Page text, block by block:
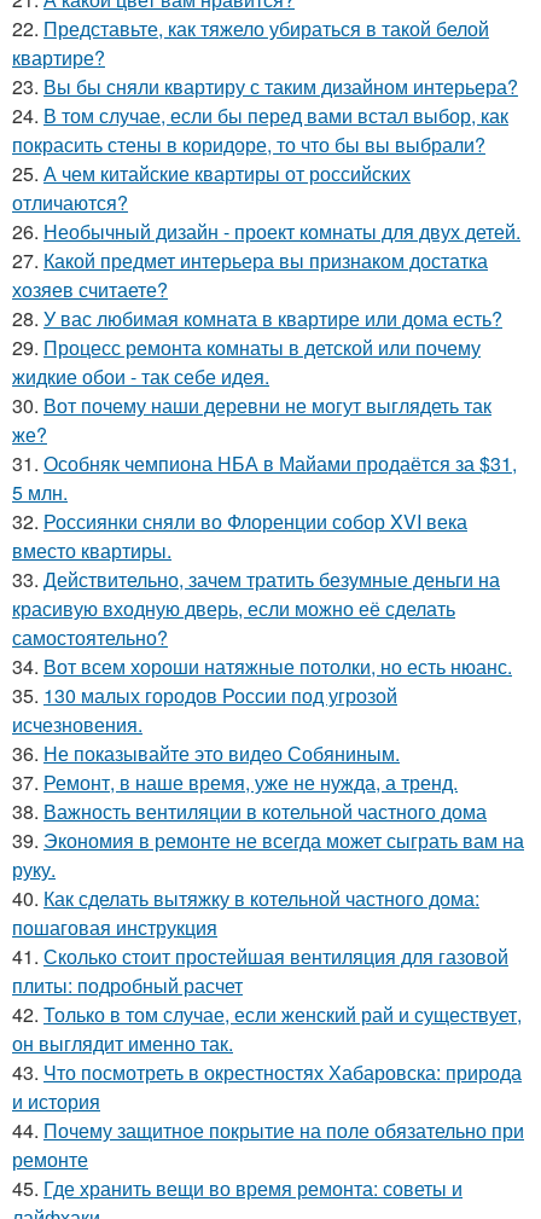
22. Представьте, как тяжело убираться в такой белой
квартире?
23. Вы бы сняли квартиру с таким дизайном интерьера?
24. В том случае, если бы перед вами встал выбор, как
покрасить стены в коридоре, то что бы вы выбрали?
25. А чем китайские квартиры от российских
отличаются?
26. Необычный дизайн - проект комнаты для двух детей.
27. Какой предмет интерьера вы признаком достатка
хозяев считаете?
28. У вас любимая комната в квартире или дома есть?
29. Процесс ремонта комнаты в детской или почему
жидкие обои - так себе идея.
30. Вот почему наши деревни не могут выглядеть так
же?
31. Особняк чемпиона НБА в Майами продаётся за $31,
5 млн.
32. Россиянки сняли во Флоренции собор XVI века
вместо квартиры.
33. Действительно, зачем тратить безумные деньги на
красивую входную дверь, если можно её сделать
самостоятельно?
34. Вот всем хороши натяжные потолки, но есть нюанс.
35. 130 малых городов России под угрозой
исчезновения.
36. Не показывайте это видео Собяниным.
37. Ремонт, в наше время, уже не нужда, а тренд.
38. Важность вентиляции в котельной частного дома
39. Экономия в ремонте не всегда может сыграть вам на
руку.
40. Как сделать вытяжку в котельной частного дома:
пошаговая инструкция
41. Сколько стоит простейшая вентиляция для газовой
плиты: подробный расчет
42. Только в том случае, если женский рай и существует,
он выглядит именно так.
43. Что посмотреть в окрестностях Хабаровска: природа
и история
44. Почему защитное покрытие на поле обязательно при
ремонте
45. Где хранить вещи во время ремонта: советы и